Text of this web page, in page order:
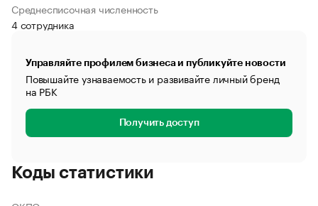
Среднесписочная численность
4 сотрудника
Управляйте профилем бизнеса и публикуйте новости
Повышайте узнаваемость и развивайте личный бренд
на РБК
Получить доступ
Коды статистики